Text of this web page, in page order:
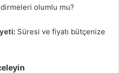
olumlu mu?
Süresi ve fiyatı bütçenize